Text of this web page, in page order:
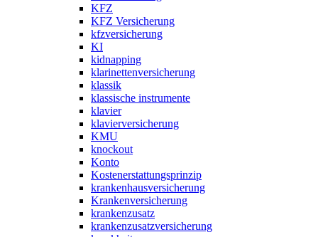
KFZ
KFZ Versicherung
kfzversicherung
KI
kidnapping
klarinettenversicherung
klassik
klassische instrumente
klavier
klavierversicherung
KMU
knockout
Konto
Kostenerstattungsprinzip
krankenhausversicherung
Krankenversicherung
krankenzusatz
krankenzusatzversicherung